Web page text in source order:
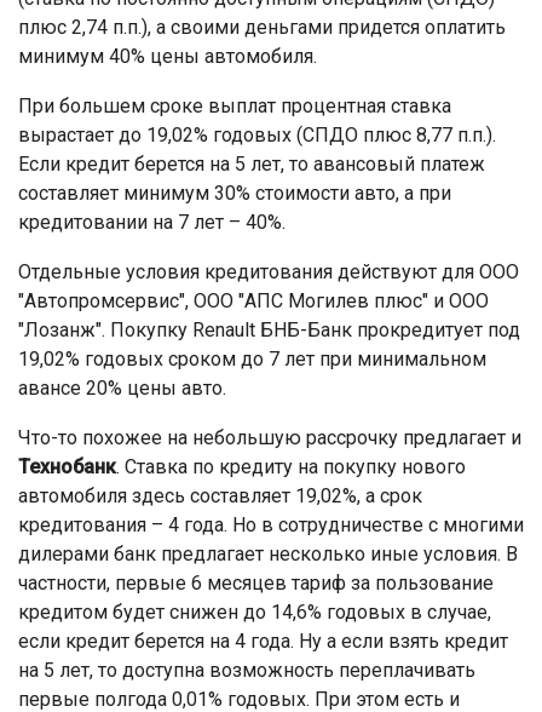
плюс 2,74 п.п.), а своими деньгами придется оплатить
минимум 40% цены автомобиля.
При большем сроке выплат процентная ставка
вырастает до 19,02% годовых (СПДО плюс 8,77 п.п.).
Если кредит берется на 5 лет, то авансовый платеж
составляет минимум 30% стоимости авто, а при
кредитовании на 7 лет – 40%.
Отдельные условия кредитования действуют для ООО
"Автопромсервис", ООО "АПС Могилев плюс" и ООО
"Лозанж". Покупку Renault БНБ-Банк прокредитует под
19,02% годовых сроком до 7 лет при минимальном
авансе 20% цены авто.
Что-то похожее на небольшую рассрочку предлагает и
Технобанк. Ставка по кредиту на покупку нового
автомобиля здесь составляет 19,02%, а срок
кредитования – 4 года. Но в сотрудничестве с многими
дилерами банк предлагает несколько иные условия. В
частности, первые 6 месяцев тариф за пользование
кредитом будет снижен до 14,6% годовых в случае,
если кредит берется на 4 года. Ну а если взять кредит
на 5 лет, то доступна возможность переплачивать
первые полгода 0,01% годовых. При этом есть и